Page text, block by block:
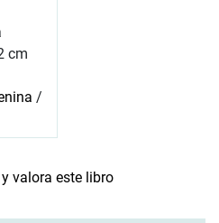
cm
/
valora este libro